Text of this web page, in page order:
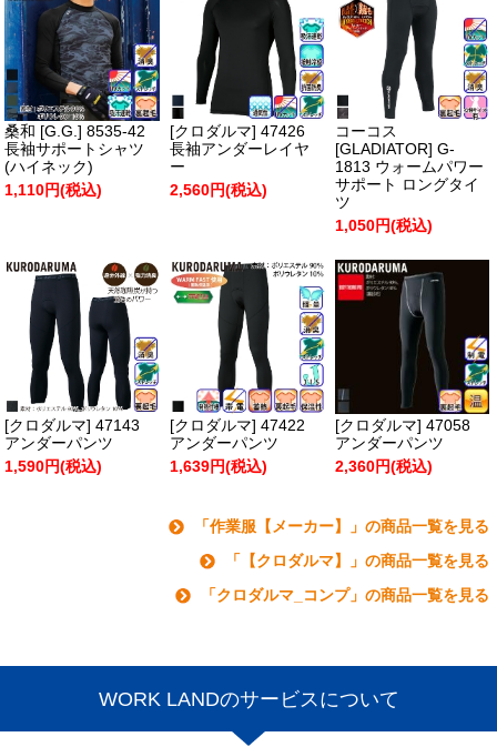
桑和 [G.G.] 8535-42
長袖サポートシャツ
(ハイネック)
1,110円(税込)
[クロダルマ] 47426
長袖アンダーレイヤ
ー
2,560円(税込)
コーコス
[GLADIATOR] G-
1813 ウォームパワー
サポート ロングタイ
ツ
1,050円(税込)
[クロダルマ] 47143
アンダーパンツ
1,590円(税込)
[クロダルマ] 47422
アンダーパンツ
1,639円(税込)
[クロダルマ] 47058
アンダーパンツ
2,360円(税込)
「作業服【メーカー】」の商品一覧を見る
「【クロダルマ】」の商品一覧を見る
「クロダルマ_コンプ」の商品一覧を見る
WORK LANDのサービスについて